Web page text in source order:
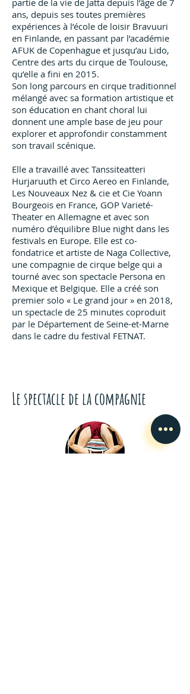
partie de la vie de Jatta depuis l’âge de 7
ans, depuis ses toutes premières
expériences à l’école de loisir Bravuuri
en Finlande, en passant par l’académie
AFUK de Copenhague et jusqu’au Lido,
Centre des arts du cirque de Toulouse,
qu’elle a fini en 2015.
Son long parcours en cirque traditionnel
mélangé avec sa formation artistique et
son éducation en chant choral lui
donnent une ample base de jeu pour
explorer et approfondir constamment
son travail scénique.
Elle a travaillé avec Tanssiteatteri
Hurjaruuth et Circo Aereo en Finlande,
Les Nouveaux Nez & cie et Cie Yoann
Bourgeois en France, GOP Varieté-
Theater en Allemagne et avec son
numéro d’équilibre Blue night dans les
festivals en Europe. Elle est co-
fondatrice et artiste de Naga Collective,
une compagnie de cirque belge qui a
tourné avec son spectacle Persona en
Mexique et Belgique. Elle a créé son
premier solo « Le grand jour » en 2018,
un spectacle de 25 minutes coproduit
par le Département de Seine-et-Marne
dans le cadre du festival FETNAT.
Le spectacle de la compagnie